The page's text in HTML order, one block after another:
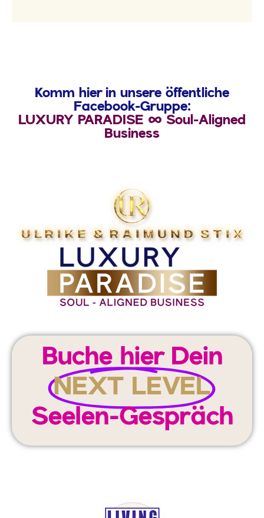
Komm hier in unsere öffentliche
Facebook-Gruppe:
LUXURY PARADISE ∞ Soul-Aligned
Business
Buche hier Dein
NEXT LEVEL
Seelen-Gespräch